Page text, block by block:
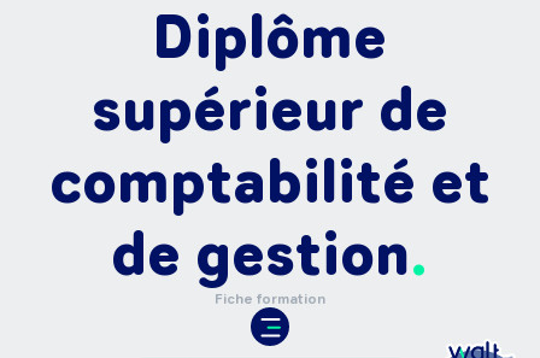
Diplôme
supérieur de
comptabilité et
de gestion
Fiche formation